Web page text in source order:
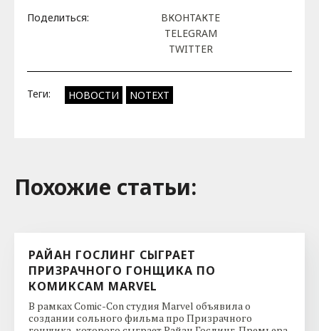
Поделиться:
ВКОНТАКТЕ
TELEGRAM
TWITTER
Теги: НОВОСТИ NOTEXT
Похожие cтатьи:
РАЙАН ГОСЛИНГ СЫГРАЕТ
ПРИЗРАЧНОГО ГОНЩИКА ПО
КОМИКСАМ MARVEL
В рамках Comic-Con студия Marvel объявила о
создании сольного фильма про Призрачного